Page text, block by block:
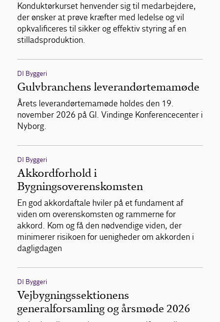
Konduktørkurset henvender sig til medarbejdere,
der ønsker at prøve kræfter med ledelse og vil
opkvalificeres til sikker og effektiv styring af en
stilladsproduktion.
DI Byggeri
Gulvbranchens leverandørtemamøde
Årets leverandørtemamøde holdes den 19.
november 2026 på Gl. Vindinge Konferencecenter i
Nyborg.
DI Byggeri
Akkordforhold i
Bygningsoverenskomsten
En god akkordaftale hviler på et fundament af
viden om overenskomsten og rammerne for
akkord. Kom og få den nødvendige viden, der
minimerer risikoen for uenigheder om akkorden i
dagligdagen
DI Byggeri
Vejbygningssektionens
generalforsamling og årsmøde 2026